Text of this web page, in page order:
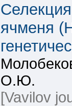
ячменя
О.Ю.
[Vavilov